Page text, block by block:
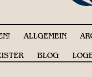
ALLGEMEIN
BLOG